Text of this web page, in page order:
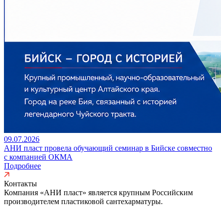
09.07.2026
АНИ пласт провела обучающий семинар в Бийске совместно
с компанией ОКМА
Подробнее
Контакты
Компания «АНИ пласт» является крупным Российским
производителем пластиковой сантехарматуры.